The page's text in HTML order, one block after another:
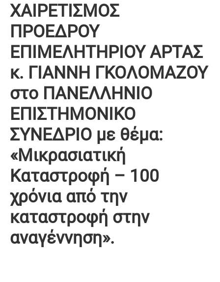
ΧΑΙΡΕΤΙΣΜΟΣ
ΠΡΟΕΔΡΟΥ
ΕΠΙΜΕΛΗΤΗΡΙΟΥ ΑΡΤΑΣ
κ. ΓΙΑΝΝΗ ΓΚΟΛΟΜΑΖΟΥ
στο ΠΑΝΕΛΛΗΝΙΟ
ΕΠΙΣΤΗΜΟΝΙΚΟ
ΣΥΝΕΔΡΙΟ με θέμα:
«Μικρασιατική
Καταστροφή – 100
χρόνια από την
καταστροφή στην
αναγέννηση».